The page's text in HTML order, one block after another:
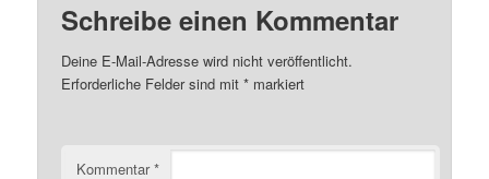
Schreibe einen Kommentar
Deine E-Mail-Adresse wird nicht veröffentlicht.
Erforderliche Felder sind mit* markiert
Kommentar*